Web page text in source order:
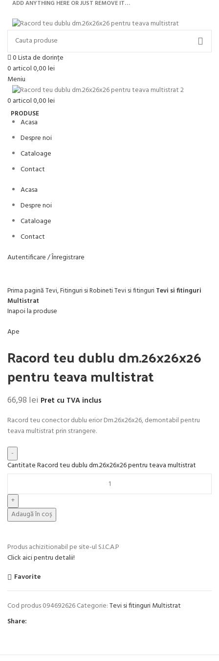
ADD ANYTHING HERE OR JUST REMOVE IT…
0Lista de dorințe
0 articol0,00lei
Meniu
0 articol0,00lei
PRODUSE
Acasa
Despre noi
Cataloage
Contact
Acasa
Despre noi
Cataloage
Contact
Autentificare / Înregistrare
Prima paginăTevi, Fitinguri si RobinetiTevi si fitinguri Tevi si fitinguri
Multistrat
Inapoi la produse
Ape
Racord teu dublu dm.26x26x26
pentru teava multistrat
66,98 lei Pret cu TVA inclus
Racord teu conector dublu erior Dm.26x26x26, demontabil pentru
teava multistrat prin strangere.
Cantitate Racord teu dublu dm.26x26x26 pentru teava multistrat
Adaugă în coș
Produs achizitionabil pe site-ul S.I.C.A.P
Click aici pentru detalii!
Favorite
Cod produs094692626Categorie:Tevi si fitinguri Multistrat
Share: